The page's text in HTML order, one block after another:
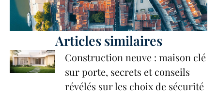
Articles similaires
Construction neuve : maison clé
sur porte, secrets et conseils
révélés sur les choix de sécurité